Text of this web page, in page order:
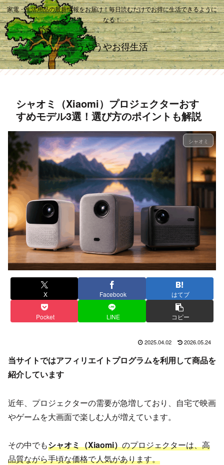
家電・生活用品の最新情報をお届け！毎日読むだけでお得に生活できるように
なる！
うやうやお得生活
シャオミ（Xiaomi）プロジェクターおす
すめモデル3選！選び方のポイントも解説
シャオミ
X Facebook はてブ
Pocket LINE コピー
2025.04.02 2026.05.24
当サイトではアフィリエイトプログラムを利用して商品を
紹介しています
近年、プロジェクターの需要が急増しており、自宅で映画
やゲームを大画面で楽しむ人が増えています。
その中でもシャオミ（Xiaomi）のプロジェクターは、高
品質ながら手頃な価格で人気があります。